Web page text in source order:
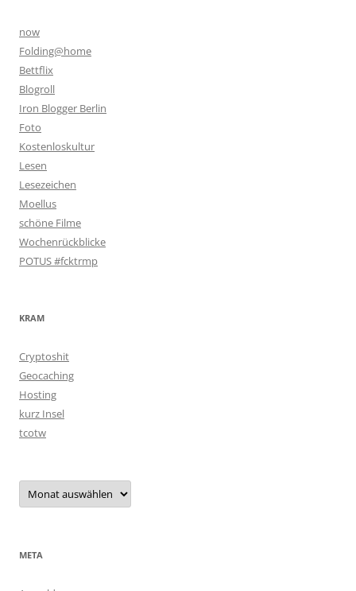
now
Folding@home
Bettflix
Blogroll
Iron Blogger Berlin
Foto
Kostenloskultur
Lesen
Lesezeichen
Moellus
schöne Filme
Wochenrückblicke
POTUS #fcktrmp
KRAM
Cryptoshit
Geocaching
Hosting
kurz Insel
tcotw
Archiv
META